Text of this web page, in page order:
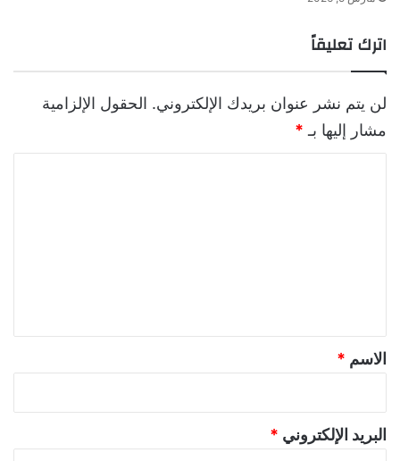
اترك تعليقاً
لن يتم نشر عنوان بريدك الإلكتروني. الحقول الإلزامية
مشار إليها بـ *
*الاسم *
البريد الإلكتروني *